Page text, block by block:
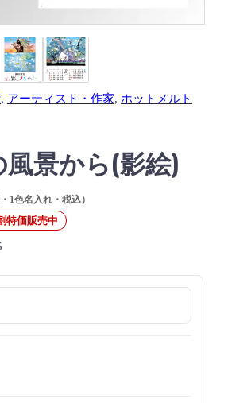
, アーティスト・作家, ホットメルト
景から(影絵)
1色名入れ・税込）
特価販売中